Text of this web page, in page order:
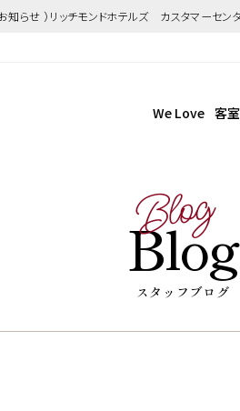
知らせ ）リッチモンドホテルズ カスタマーセ
We Love 客室
Blog
Blog
スタッフブログ